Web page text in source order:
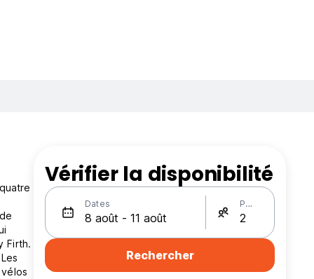
Firth.
Vérifier la disponibilité
Dates Personnes
Rechercher